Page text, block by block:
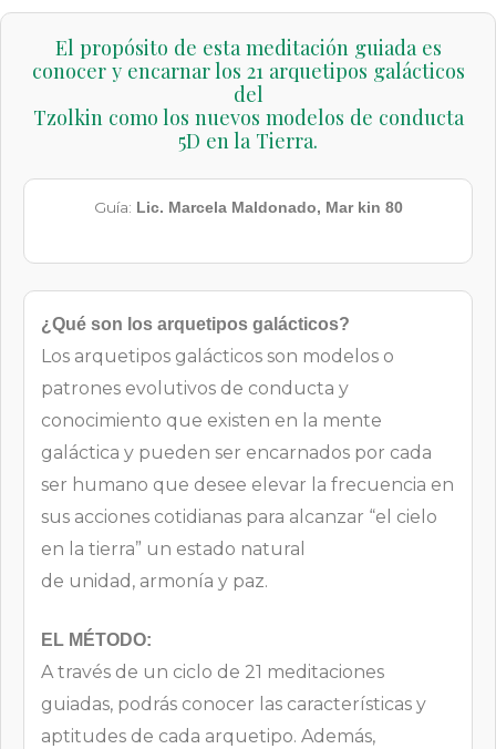
El propósito de esta meditación guiada es
conocer y encarnar los 21 arquetipos galácticos
del
Tzolkin como los nuevos modelos de conducta
5D en la Tierra.
Guía: Lic. Marcela Maldonado, Mar kin 80
¿Qué son los arquetipos galácticos?
Los arquetipos galácticos son modelos o
patrones evolutivos de conducta y
conocimiento que existen en la mente
galáctica y pueden ser encarnados por cada
ser humano que desee elevar la frecuencia en
sus acciones cotidianas para alcanzar “el cielo
en la tierra” un estado natural
de unidad, armonía y paz.
EL MÉTODO:
A través de un ciclo de 21 meditaciones
guiadas, podrás conocer las características y
aptitudes de cada arquetipo. Además,